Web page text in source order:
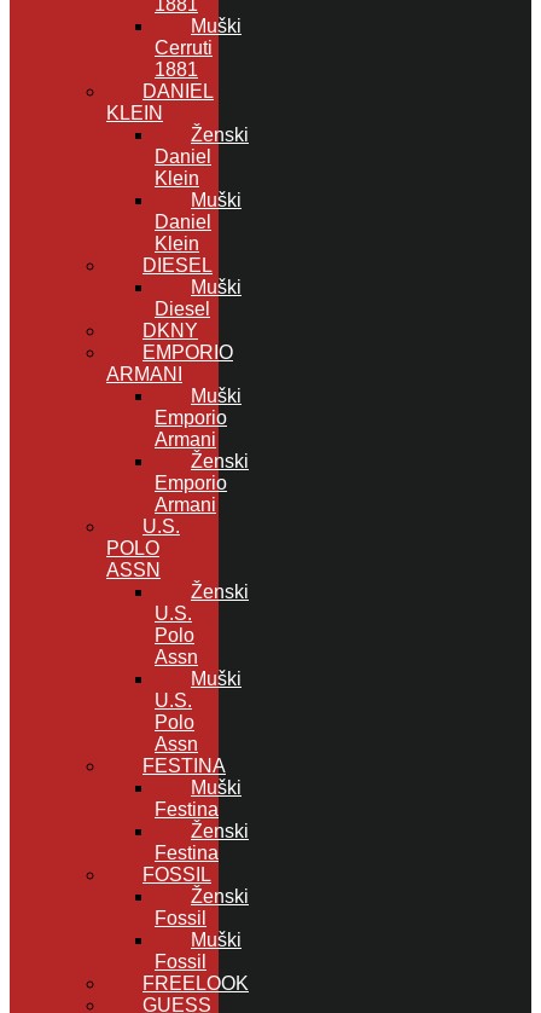
Muški
Cerruti
1881
DANIEL
KLEIN
Ženski
Daniel
Klein
Muški
Daniel
Klein
DIESEL
Muški
Diesel
DKNY
EMPORIO
ARMANI
Muški
Emporio
Armani
Ženski
Emporio
Armani
U.S.
POLO
ASSN
Ženski
U.S.
Polo
Assn
Muški
U.S.
Polo
Assn
FESTINA
Muški
Festina
Ženski
Festina
FOSSIL
Ženski
Fossil
Muški
Fossil
FREELOOK
GUESS